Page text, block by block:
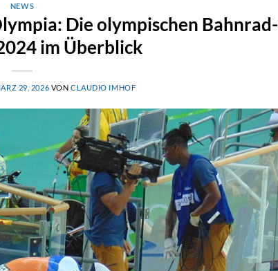
NEWS
Die olympischen Bahnrad-
im Überblick
29, 2026 VON CLAUDIO IMHOF